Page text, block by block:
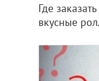
Где
вкусные